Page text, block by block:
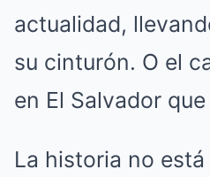
actualidad,
su cinturón. O el
en El Salvador
La historia no